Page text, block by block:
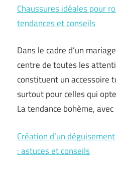
Chaussures idéales pour
tendances et conseils
Dans le cadre d’un
centre de toutes les
constituent un accessoire
surtout pour celles qui
La tendance bohème,
Création d’un
: astuces et conseils